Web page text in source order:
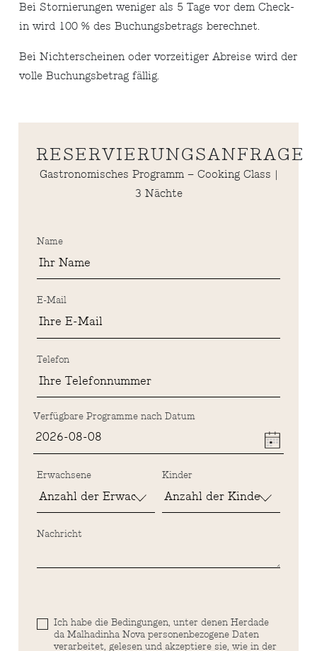
Bei Stornierungen weniger als 5 Tage vor dem Check-
in wird 100 % des Buchungsbetrags berechnet.
Bei Nichterscheinen oder vorzeitiger Abreise wird der
volle Buchungsbetrag fällig.
RESERVIERUNGSANFRAGE
Gastronomisches Programm – Cooking Class |
3 Nächte
Name
E-Mail
Telefon
Verfügbare Programme nach Datum
Erwachsene Kinder
Nachricht
Ich habe die Bedingungen, unter denen Herdade
da Malhadinha Nova personenbezogene Daten
verarbeitet, gelesen und akzeptiere sie, wie in der